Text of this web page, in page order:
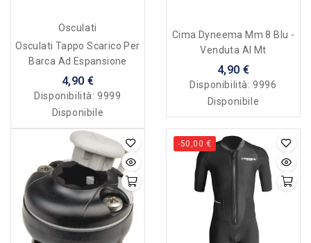
Osculati
Osculati Tappo Scarico Per
Barca Ad Espansione
4,90 €
Disponibilità:9999
Disponibile
Cima Dyneema Mm 8 Blu -
Venduta Al Mt
4,90 €
Disponibilità:9996
Disponibile
-50,00 €